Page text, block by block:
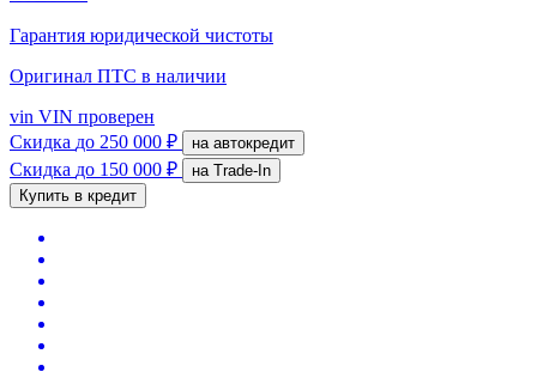
Гарантия юридической чистоты
Оригинал ПТС в наличии
vin VIN проверен
Скидка до 250 000 ₽ на автокредит
Скидка до 150 000 ₽
на Trade-In
Купить в кредит